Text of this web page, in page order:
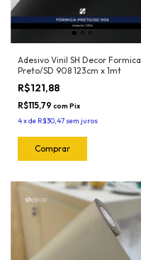
Adesivo Vinil SH Decor Formica
Preto/SD 908 123cm x 1mt
R$121,88
R$115,79 com Pix
4xde R$30,47 sem juros